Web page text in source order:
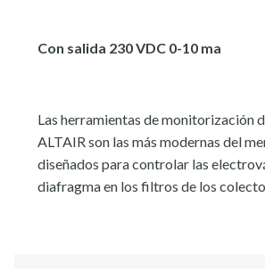
Con salida 230 VDC 0-10 ma
Las herramientas de monitorización
ALTAIR son las más modernas del
diseñados para controlar las
diafragma en los filtros de los